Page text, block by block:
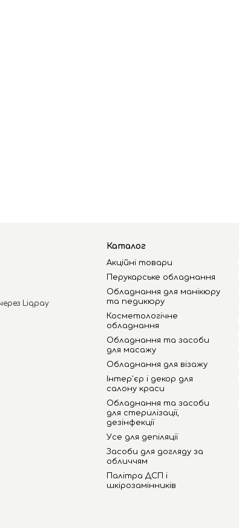
Каталог
Акційні товари
Перукарське обладнання
Обладнання для манікюру
та педикюру
Косметологічне
обладнання
Обладнання та засоби
для масажу
Обладнання для візажу
Інтер'єр і декор для
салону краси
Обладнання та засоби
для стерилізації,
дезінфекції
Усе для депіляції
Засоби для догляду за
обличчям
Палітра ДСП і
шкірозамінників